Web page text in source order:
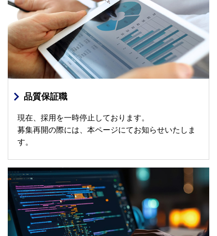
品質保証職
現在、採用を一時停止しております。
募集再開の際には、本ページにてお知らせいたしま
す。